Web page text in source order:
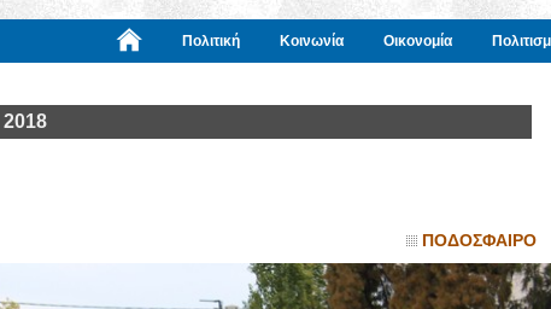
Πολιτική Κοινωνία Οικονομία
2018
ΠΟΔΟΣΦΑΙΡΟ